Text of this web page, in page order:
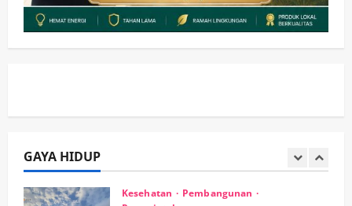
GAYA HIDUP
Ubah Lahan Tidur Jadi Cuan: Wabup
Sidoarjo Apresiasi Inovasi Teh Daun
2
Jaminan Rp 100 Juta?
wartanusa 5 Agustus 2026
Olahraga